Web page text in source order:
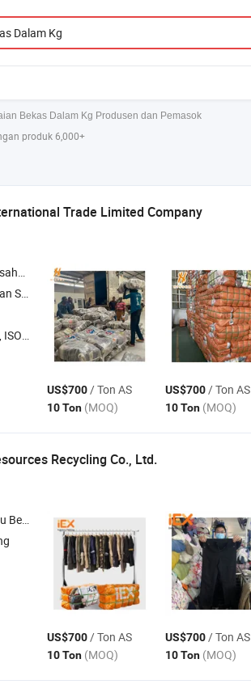
Bekas Dalam Kg Produsen dan Pemasok
produk 6,000+
Trade Limited Company
Merek Bekas
US$700/ Ton AS
10 Ton (MOQ)
US$700/ Ton AS
10 Ton (MOQ)
Recycling Co., Ltd.
Bekas
US$700/ Ton AS
10 Ton (MOQ)
US$700/ Ton AS
10 Ton (MOQ)